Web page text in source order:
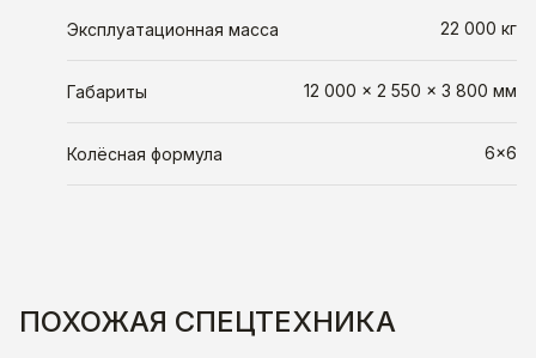
Эксплуатационная масса 22 000 кг
Габариты 12 000 × 2 550 × 3 800 мм
Колёсная формула 6×6
ПОХОЖАЯ СПЕЦТЕХНИКА